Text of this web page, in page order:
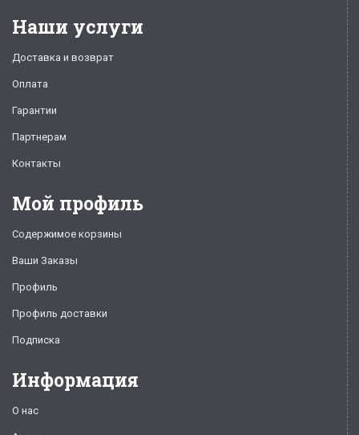
Наши услуги
Доставка и возврат
Оплата
Гарантии
Партнерам
Контакты
Мой профиль
Содержимое корзины
Ваши Заказы
Профиль
Профиль доставки
Подписка
Информация
О нас